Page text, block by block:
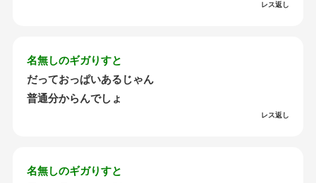
レス返し
名無しのギガりすと
だっておっぱいあるじゃん
普通分からんでしょ
レス返し
名無しのギガりすと